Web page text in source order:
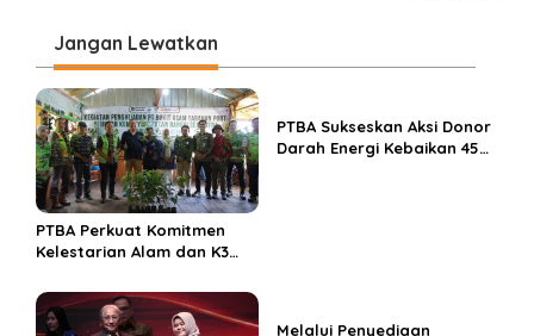
g
a
s
i
p
o
s
Jangan Lewatkan
PTBA Perkuat Komitmen
Kelestarian Alam dan K3
PTBA Sukseskan Aksi Donor
Darah Energi Kebaikan 45
Melalui Penyediaan